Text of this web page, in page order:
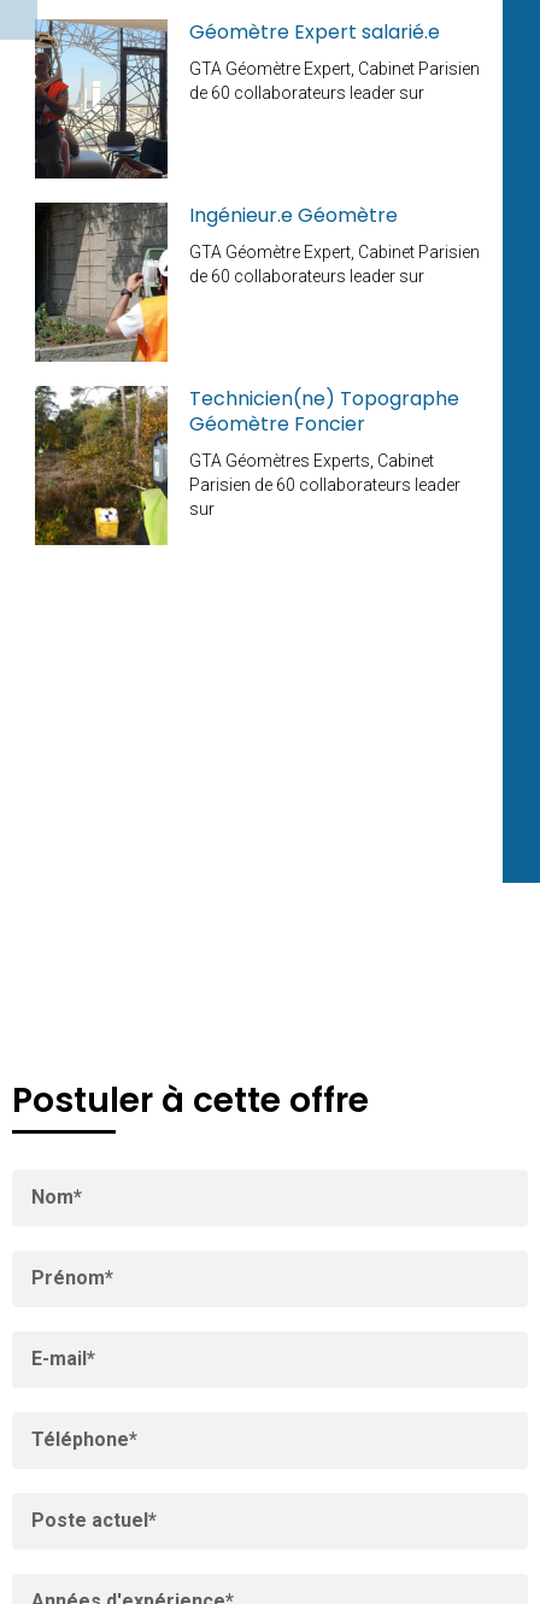
Géomètre Expert salarié.e
GTA Géomètre Expert, Cabinet Parisien
de 60 collaborateurs leader sur
Ingénieur.e Géomètre
GTA Géomètre Expert, Cabinet Parisien
de 60 collaborateurs leader sur
Technicien(ne) Topographe
Géomètre Foncier
GTA Géomètres Experts, Cabinet
Parisien de 60 collaborateurs leader
sur
Postuler à cette offre